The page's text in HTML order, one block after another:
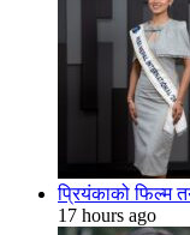
प्रियंकाको फिल्म
17 hours ago